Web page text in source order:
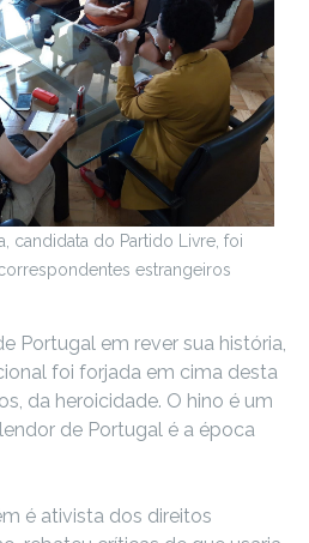
candidata do Partido Livre, foi
estrangeiros
Portugal em rever sua história,
foi forjada em cima desta
da heroicidade. O hino é um
de Portugal é a época
é ativista dos direitos